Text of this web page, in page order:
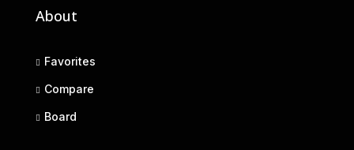
About
Favorites
Compare
Board